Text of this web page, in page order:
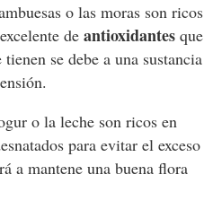
o las moras son ricos
deantioxidantes que
se debe a una sustancia
o la leche son ricos en
para evitar el exceso
a mantene una buena flora